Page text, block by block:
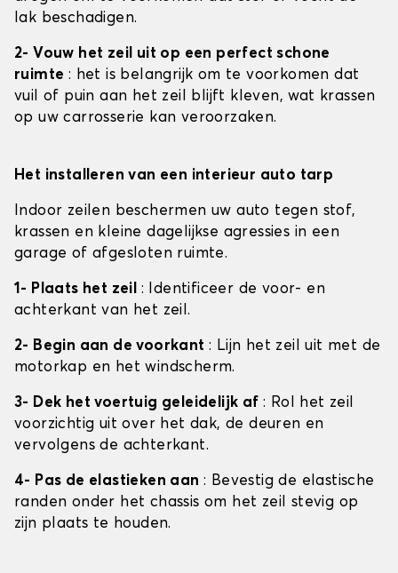
lak beschadigen.
2- Vouw het zeil uit op een perfect schone
ruimte : het is belangrijk om te voorkomen dat
vuil of puin aan het zeil blijft kleven, wat krassen
op uw carrosserie kan veroorzaken.
Het installeren van een interieur auto tarp
Indoor zeilen beschermen uw auto tegen stof,
krassen en kleine dagelijkse agressies in een
garage of afgesloten ruimte.
1- Plaats het zeil : Identificeer de voor- en
achterkant van het zeil.
2- Begin aan de voorkant : Lijn het zeil uit met de
motorkap en het windscherm.
3- Dek het voertuig geleidelijk af : Rol het zeil
voorzichtig uit over het dak, de deuren en
vervolgens de achterkant.
4- Pas de elastieken aan : Bevestig de elastische
randen onder het chassis om het zeil stevig op
zijn plaats te houden.